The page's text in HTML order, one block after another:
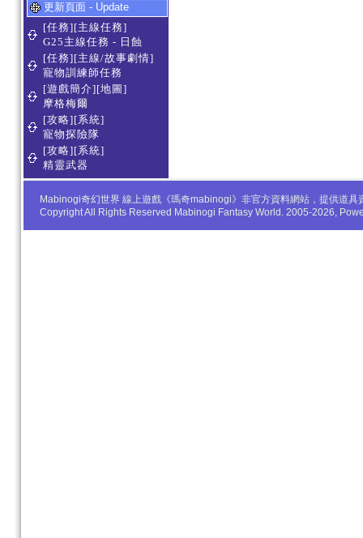
更新頁面 - Update
[任務][主線任務]
G25主線任務 - 日蝕
[任務][主線/故事劇情]
寵物訓練師任務
[遊戲簡介][地圖]
摩格梅爾
[攻略][系統]
寵物探險隊
[攻略][系統]
精靈武器
Mabinogi奇幻世界 線上遊戲《瑪奇mabinogi》非官方資料網站，提供道
Copyright All Rights Reserved Mabinogi Fantasy World. 2005-2026,